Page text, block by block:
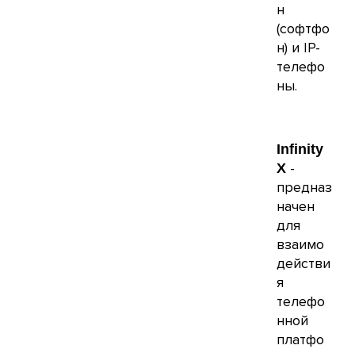
н
(софтфо
н) и IP-
телефо
ны.
Infinity
X -
предназ
начен
для
взаимо
действи
я
телефо
нной
платфо